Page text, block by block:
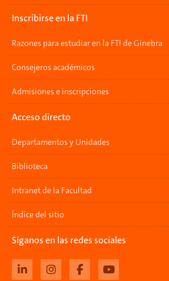
Inscribirse en la FTI
Razones para estudiar en la FTI de Ginebra
Consejeros académicos
Admisiones e inscripciones
Acceso directo
Departamentos y Unidades
Biblioteca
Intranet de la Facultad
Índice del sitio
Síganos en las redes sociales